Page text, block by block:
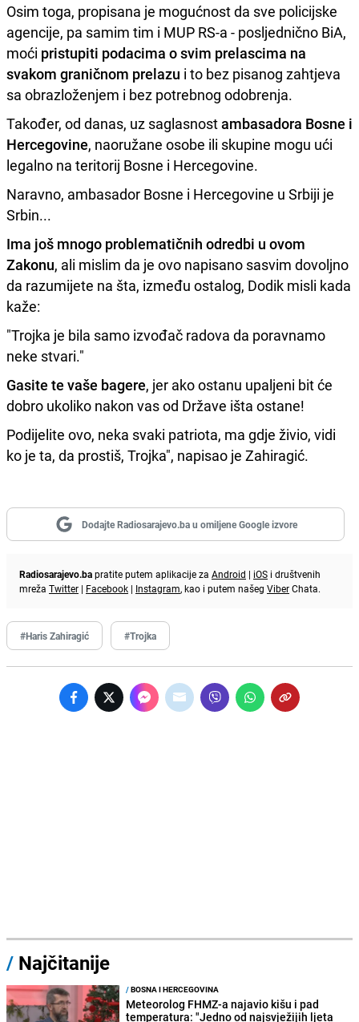
Osim toga, propisana je mogućnost da sve policijske
agencije, pa samim tim i MUP RS-a - posljednično BiA,
moći pristupiti podacima o svim prelascima na
svakom graničnom prelazu i to bez pisanog zahtjeva
sa obrazloženjem i bez potrebnog odobrenja.
Također, od danas, uz saglasnostambasadora Bosne i
Hercegovine, naoružane osobe ili skupine mogu ući
legalno na teritorij Bosne i Hercegovine.
Naravno, ambasador Bosne i Hercegovine u Srbiji je
Srbin...
Ima još mnogo problematičnih odredbi u ovom
Zakonu, ali mislim da je ovo napisano sasvim dovoljno
da razumijete na šta, između ostalog, Dodik misli kada
kaže:
"Trojka je bila samo izvođač radova da poravnamo
neke stvari."
Gasite te vaše bagere, jer ako ostanu upaljeni bit će
dobro ukoliko nakon vas od Države išta ostane!
Podijelite ovo, neka svaki patriota, ma gdje živio, vidi
ko je ta, da prostiš, Trojka", napisao je Zahiragić.
Dodajte Radiosarajevo.ba u omiljene Google izvore
Radiosarajevo.bapratite putem aplikacije za Android | iOS i društvenih
mreža Twitter | Facebook | Instagram, kao i putem našeg ViberChata.
#Haris Zahiragić #Trojka
/ Najčitanije
/BOSNA I HERCEGOVINA
Meteorolog FHMZ-a najavio kišu i pad
temperatura: "Jedno od najsvježijih ljeta